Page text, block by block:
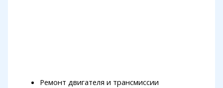
Ремонт двигателя и трансмиссии